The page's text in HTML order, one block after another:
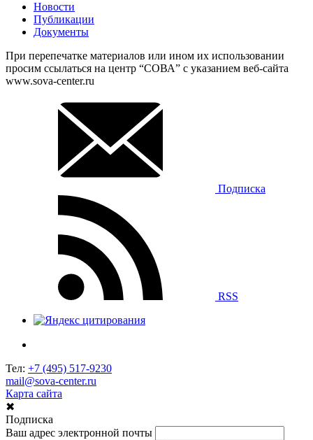
Новости
Публикации
Документы
При перепечатке материалов или ином их использовании
просим ссылаться на центр “СОВА” с указанием веб-сайта
www.sova-center.ru
Подписка
RSS
Тел: +7 (495) 517-9230
mail@sova-center.ru
Карта сайта
✖
Подписка
Ваш адрес электронной почты